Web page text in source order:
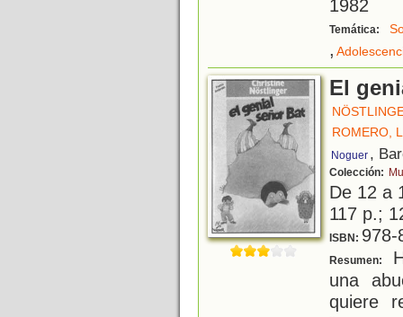
1982
Temática:
,
El
ROMERO,
Noguer ,
Colección:
De 12 a
117 p.;
ISBN: 978-
Resumen:
una
quiere